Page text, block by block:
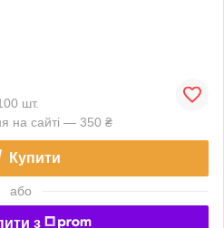
шт.
на сайті — 350 ₴
Купити
або
з